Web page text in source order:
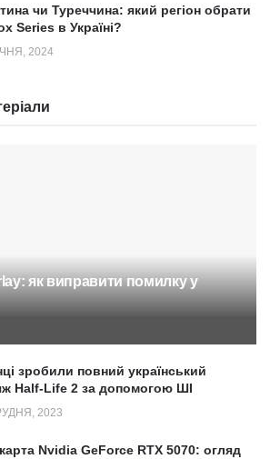
чи Туреччина: який регіон обрати
Series в Україні?
2024
як виправити помилку у
зробили повний український
Half-Life 2 за допомогою ШІ
2023
Nvidia GeForce RTX 5070: огляд